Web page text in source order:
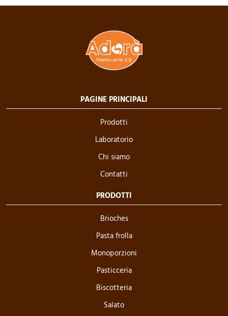
PAGINE PRINCIPALI
Prodotti
Laboratorio
Chi siamo
Contatti
PRODOTTI
Brioches
Pasta frolla
Monoporzioni
Pasticceria
Biscotteria
Salato